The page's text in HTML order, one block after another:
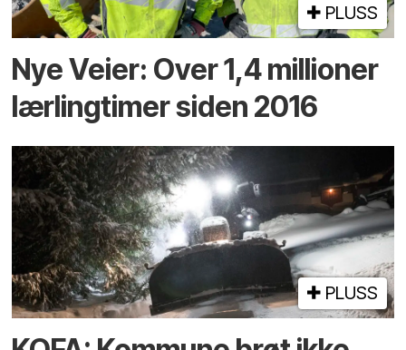
PLUSS
Nye Veier: Over 1,4 millioner
lærlingtimer siden 2016
PLUSS